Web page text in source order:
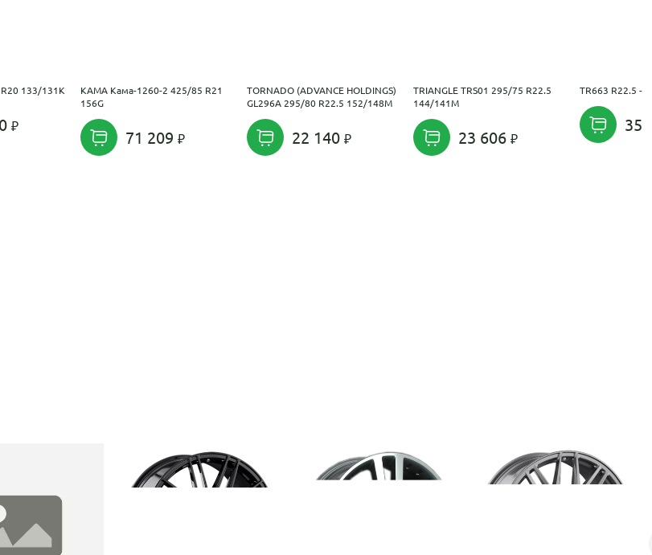
133/131K
KAMA Кама-1260-2 425/85 R21
156G
71 209
TORNADO (ADVANCE HOLDINGS)
GL296A 295/80 R22.5 152/148M
22 140
TRIANGLE TRS01 295/75 R22.5
144/141M
23 606
TR663 R22.5 --
35